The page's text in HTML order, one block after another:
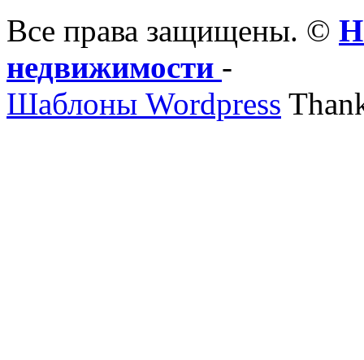
Все права защищены. ©
недвижимости -
Шаблоны Wordpress